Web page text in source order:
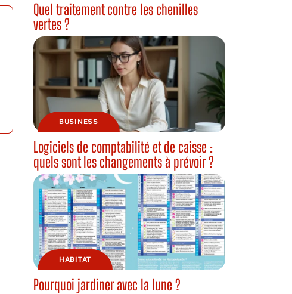
Quel traitement contre les chenilles
vertes ?
BUSINESS
Logiciels de comptabilité et de caisse :
quels sont les changements à prévoir ?
HABITAT
Pourquoi jardiner avec la lune ?